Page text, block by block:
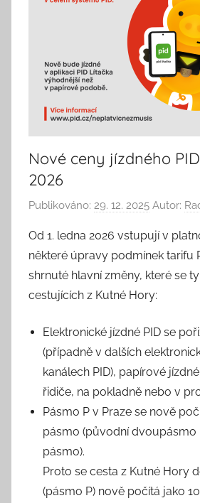
Nové ceny jízdného
2026
Publikováno: 29. 12. 2025 Autor:
Od 1. ledna 2026 vstupují v
některé úpravy podmínek tarifu
shrnuté hlavní změny, které se
cestujících z Kutné Hory:
Elektronické jízdné PID se
(případně v dalších
kanálech PID), papírové
řidiče, na pokladně nebo v
Pásmo P v Praze se nově
pásmo (původní dvoupásmo
pásmo).
Proto se cesta z Kutné Hory
(pásmo P) nově počítá jako